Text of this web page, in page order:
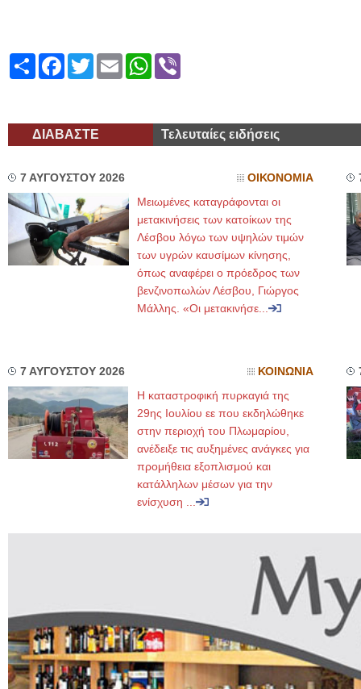
ShareFacebook
TwitterEmailWhatsApp
ΔΙΑΒΑΣΤΕ Τελευταίες ειδήσεις
7 ΑΥΓΟΥΣΤΟΥ 2026 ΟΙΚΟΝΟΜΙΑ
Μειωμένες καταγράφονται οι
μετακινήσεις των κατοίκων της
Λέσβου λόγω των υψηλών τιμών
των υγρών καυσίμων κίνησης,
όπως αναφέρει ο πρόεδρος των
βενζινοπωλών Λέσβου, Γιώργος
Μάλλης. «Οι μετακινήσε...
7 ΑΥΓΟΥΣΤΟΥ 2026 ΚΟΙΝΩΝΙΑ
Η καταστροφική πυρκαγιά της
29ης Ιουλίου εε που εκδηλώθηκε
στην περιοχή του Πλωμαρίου,
ανέδειξε τις αυξημένες ανάγκες για
προμήθεια εξοπλισμού και
κατάλληλων μέσων για την
ενίσχυση ...